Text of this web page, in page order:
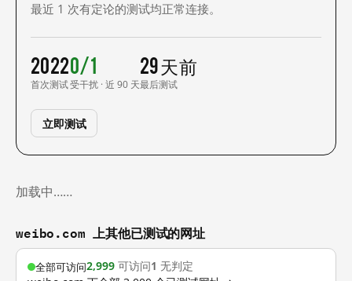
最近 1 次有定论的测试均正常连接。
2022
首次测试
0/1
受干扰 · 近 90 天
29 天前
最后测试
立即测试
加载中……
weibo.com 上其他已测试的网址
全部可访问2,999 可访问1 无判定